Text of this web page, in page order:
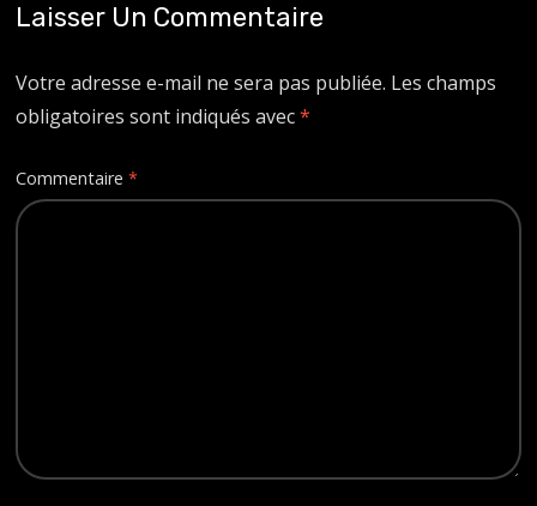
Laisser Un Commentaire
Votre adresse e-mail ne sera pas publiée. Les champs
obligatoires sont indiqués avec*
Commentaire*